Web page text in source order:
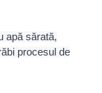
apă sărată,
procesul de